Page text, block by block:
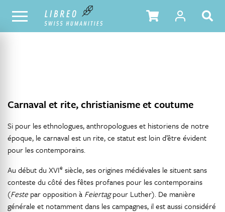
NOTRE CATALOGUE TABLE DES MATIÈRES
Carnaval et rite, christianisme et coutume
Si pour les ethnologues, anthropologues et historiens de notre
époque, le carnaval est un rite, ce statut est loin d’être évident
pour les contemporains.
Au début du XVIe siècle, ses origines médiévales le situent sans
conteste du côté des fêtes profanes pour les contemporains
(Feste par opposition à Feiertagpour Luther). De manière
générale et notamment dans les campagnes, il est aussi considéré